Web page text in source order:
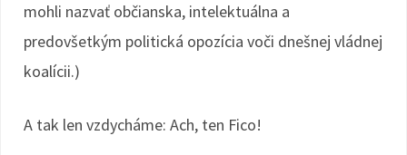
mohli nazvať občianska, intelektuálna a
predovšetkým politická opozícia voči dnešnej vládnej
koalícii.)
A tak len vzdycháme: Ach, ten Fico!